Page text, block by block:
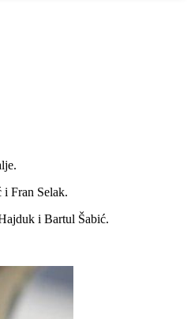
Fran Selak.
i Bartul Šabić.